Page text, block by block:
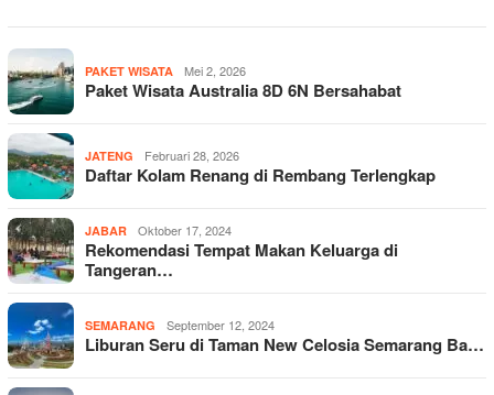
PAKET WISATA Mei 2, 2026
Paket Wisata Australia 8D 6N Bersahabat
JATENG Februari 28, 2026
Daftar Kolam Renang di Rembang Terlengkap
JABAR Oktober 17, 2024
Rekomendasi Tempat Makan Keluarga di
Tangeran…
SEMARANG September 12, 2024
Liburan Seru di Taman New Celosia Semarang Ba…